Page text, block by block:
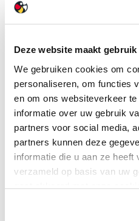
Deze website maakt
We gebruiken cookies om
personaliseren, om functies
en om ons websiteverkeer
informatie over uw gebruik
partners voor social media,
partners kunnen deze
informatie die u aan ze
verzameld op basis van uw
gaat akkoord met onze